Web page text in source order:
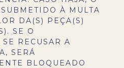
À MULTA
DA(S) PEÇA(S)
SE O
RECUSAR A
SERÁ
BLOQUEADO